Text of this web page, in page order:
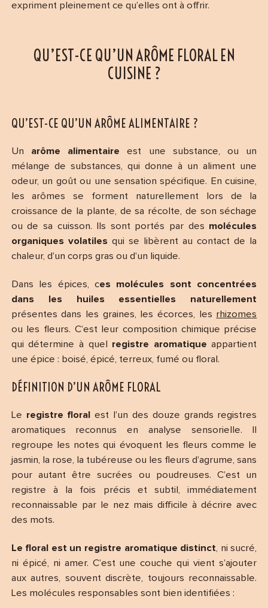
expriment pleinement ce qu’elles ont à offrir.
QU’EST-CE QU’UN ARÔME FLORAL EN
CUISINE ?
QU’EST-CE QU’UN ARÔME ALIMENTAIRE ?
Un arôme alimentaire est une substance, ou un
mélange de substances, qui donne à un aliment une
odeur, un goût ou une sensation spécifique. En cuisine,
les arômes se forment naturellement lors de la
croissance de la plante, de sa récolte, de son séchage
ou de sa cuisson. Ils sont portés par des molécules
organiques volatilesqui se libèrent au contact de la
chaleur, d’un corps gras ou d’un liquide.
Dans les épices, ces molécules sont concentrées
dans les huiles essentielles naturellement
présentes dans les graines, les écorces, les rhizomes
ou les fleurs. C’est leur composition chimique précise
qui détermine à quel registre aromatique appartient
une épice : boisé, épicé, terreux, fumé ou floral.
DÉFINITION D’UN ARÔME FLORAL
Le registre floral
est l’un des douze grands registres
aromatiques reconnus en analyse sensorielle. Il
regroupe les notes qui évoquent les fleurs comme le
jasmin, la rose, la tubéreuse ou les fleurs d’agrume, sans
pour autant être sucrées ou poudreuses. C’est un
registre à la fois précis et subtil, immédiatement
reconnaissable par le nez mais difficile à décrire avec
des mots.
Le floral est un registre aromatique distinct, ni sucré,
ni épicé, ni amer. C’est une couche qui vient s’ajouter
aux autres, souvent discrète, toujours reconnaissable.
Les molécules responsables sont bien identifiées :